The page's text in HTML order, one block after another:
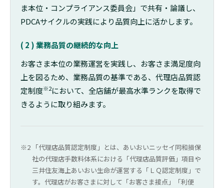
ま本位・コンプライアンス委員会」で共有・論議し、
PDCAサイクルの実践により品質向上に活かします。
( 2 ) 業務品質の継続的な向上
お客さま本位の業務運営を実践し、お客さま満足度向
上を図るため、業務品質の基準である、代理店品質認
定制度※2において、全店舗が最高水準ランクを取得で
きるように取り組みます。
「代理店品質認定制度」とは、あいおいニッセイ同和損保
社の代理店手数料体系における「代理店品質評価」項目や
三井住友海上あいおい生命が運営する「ＬＱ認定制度」で
す。代理店がお客さまに対して「お客さま接点」「利便